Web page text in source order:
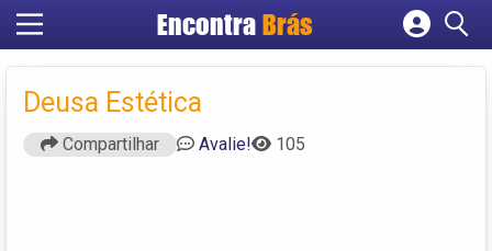
Encontra Brás
Cadastrar empresa
Deusa Estética
Compartilhar Avalie! 105